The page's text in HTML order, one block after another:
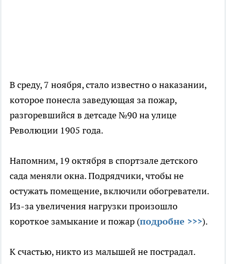
В среду, 7 ноября, стало известно о наказании,
которое понесла заведующая за пожар,
разгоревшийся в детсаде №90 на улице
Революции 1905 года.
Напомним, 19 октября в спортзале детского
сада меняли окна. Подрядчики, чтобы не
остужать помещение, включили обогреватели.
Из-за увеличения нагрузки произошло
короткое замыкание и пожар (подробне >>>).
К счастью, никто из малышей не пострадал.